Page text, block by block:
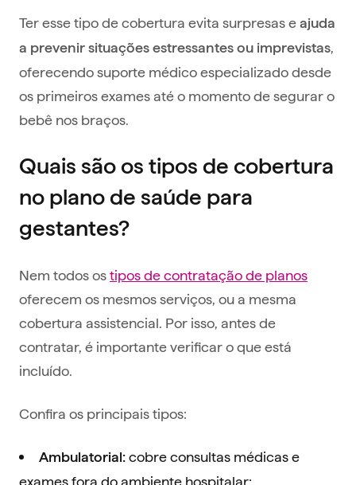
Ter esse tipo de cobertura evita surpresas e ajuda
a prevenir situações estressantes ou imprevistas,
oferecendo suporte médico especializado desde
os primeiros exames até o momento de segurar o
bebê nos braços.
Quais são os tipos de cobertura
no plano de saúde para
gestantes?
Nem todos ostipos de contratação de planos
oferecem os mesmos serviços, ou a mesma
cobertura assistencial. Por isso, antes de
contratar, é importante verificar o que está
incluído.
Confira os principais tipos:
Ambulatorial: cobre consultas médicas e
exames fora do ambiente hospitalar;